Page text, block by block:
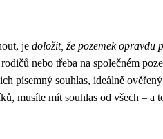
je doložit, že pozemek opravdu
nebo třeba na společném
písemný souhlas, ideálně
musíte mít souhlas od všech – a